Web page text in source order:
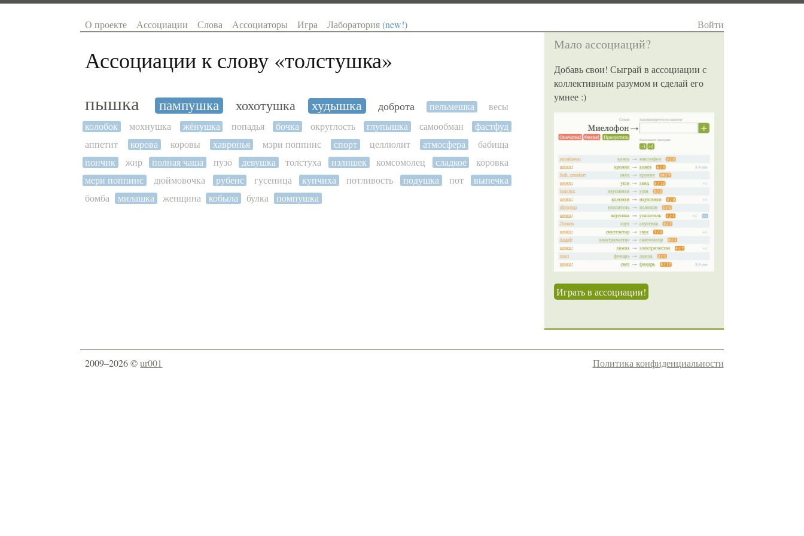
О проекте Ассоциации Слова Ассоциаторы Игра Лаборатория(new!) Войти
Ассоциации к слову «толстушка»
пышка пампушка хохотушка худышка доброта пельмешка
весы
колобок
мохнушка жёнушка попадья бочка округлость глупышка самообман
фастфуд
аппетит
корова коровы хавронья мэри поппинс спорт целлюлит атмосфера
бабища
пончик
жир полная чаша пузо девушка толстуха излишек комсомолец сладкое
коровка
мери поппинс
дюймовочка рубенс гусеница купчиха потливость подушка пот
выпечка
бомба
милашка женщина кобыла булка помпушка
Мало ассоциаций?
Добавь свои! Сыграй в ассоциации с
коллективным разумом и сделай его
умнее :)
Играть в ассоциации!
2009–2026 ©ur001 Политика конфиденциальности